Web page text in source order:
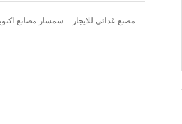
مصنع غذائي للايجار سمسار مصانع